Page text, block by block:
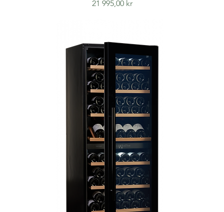
Price
21 995,00 kr